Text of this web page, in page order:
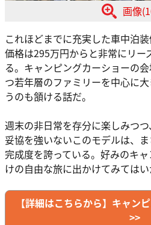
画像
これほどまでに充実した車中泊装
価格は295万円からと非常にリー
る。キャンピングカーショーの
つ若年層のファミリーを中心に
うのも頷ける話だ。
週末の非日常を存分に楽しみつ
妥協を強いないこのモデルは、
完成度を誇っている。好みのキ
けの自由な旅に出かけてみてはい
【詳細はこちらから】キャ
>>